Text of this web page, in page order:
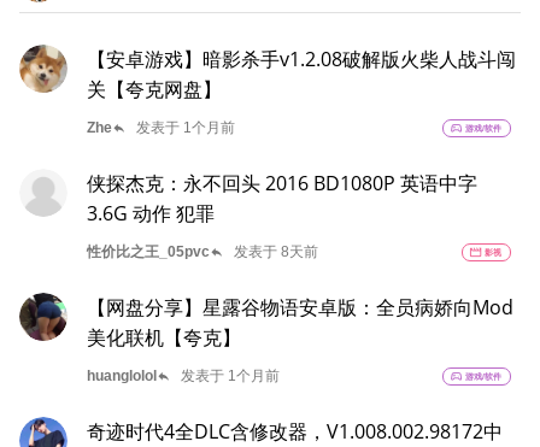
【安卓游戏】暗影杀手v1.2.08破解版火柴人战斗闯
关【夸克网盘】
Zhereply 发表于 1个月前 sports_esports 游戏/软件
侠探杰克：永不回头 2016 BD1080P 英语中字
3.6G 动作 犯罪
性价比之王_05pvcreply 发表于 8天前 movie 影视
【网盘分享】星露谷物语安卓版：全员病娇向Mod
美化联机【夸克】
huanglolol reply 发表于 1个月前 sports_esports 游戏/软件
奇迹时代4全DLC含修改器，V1.008.002.98172中